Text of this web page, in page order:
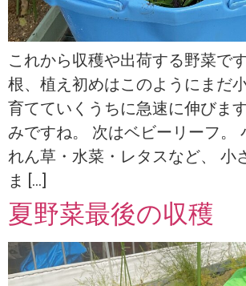
これから収穫や出荷する野菜で
根、植え初めはこのようにまだ
育てていくうちに急速に伸びま
みですね。 次はベビーリーフ。
れん草・水菜・レタスなど、 小
ま […]
夏野菜最後の収穫